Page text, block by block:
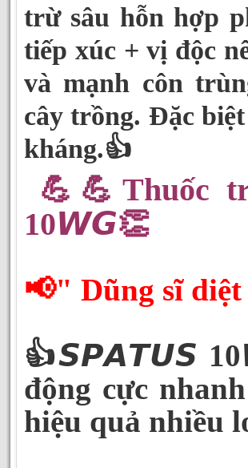
trừ sâu hỗn hợp
tiếp xúc + vị độc
và mạnh côn
cây trồng. Đặc
kháng.👍
💪💪Thuốc
10𝙒𝙂👏
📢" Dũng sĩ
👍𝙎𝙋𝘼𝙏𝙐𝙎
động cực
hiệu quả nhiều